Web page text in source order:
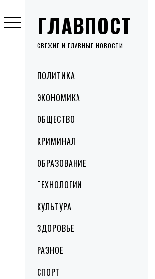
ГЛАВПОСТ
СВЕЖИЕ И ГЛАВНЫЕ НОВОСТИ
MenuПОЛИТИКА
ЭКОНОМИКА
ОБЩЕСТВО
КРИМИНАЛ
ОБРАЗОВАНИЕ
ТЕХНОЛОГИИ
КУЛЬТУРА
ЗДОРОВЬЕ
РАЗНОЕ
СПОРТ
to
content